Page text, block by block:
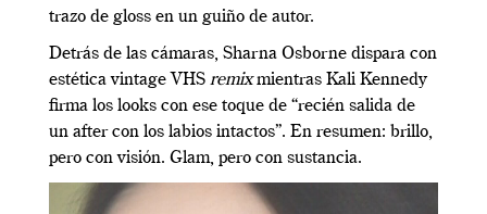
trazo de gloss en un guiño de autor.
Detrás de las cámaras, Sharna Osborne dispara con
estética vintage VHS remixmientras Kali Kennedy
firma los looks con ese toque de “recién salida de
un after con los labios intactos”. En resumen: brillo,
pero con visión. Glam, pero con sustancia.